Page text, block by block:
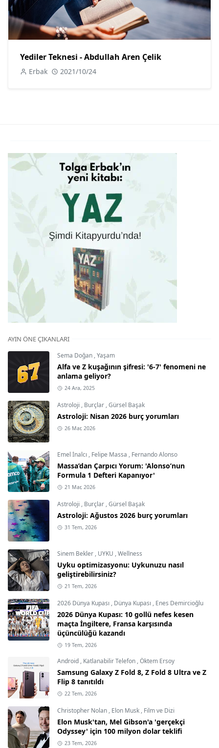
Yediler Teknesi - Abdullah Aren Çelik
Erbak 2021/10/24
AYIN ÖNE ÇIKANLARI
Sema Doğan ,Yaşam
Alfa ve Z kuşağının şifresi: '6-7' fenomeni ne
anlama geliyor?
24 Ara, 2025
Astroloji , Burçlar ,Gürsel Başak
Astroloji: Nisan 2026 burç yorumları
26 Mar, 2026
Emel İnalcı , Felipe Massa , Fernando Alonso
Massa’dan Çarpıcı Yorum: 'Alonso’nun
Formula 1 Defteri Kapanıyor'
21 Mar, 2026
Astroloji , Burçlar ,Gürsel Başak
Astroloji: Ağustos 2026 burç yorumları
31 Tem, 2026
Sinem Bekler , UYKU ,Wellness
Uyku optimizasyonu: Uykunuzu nasıl
geliştirebilirsiniz?
21 Tem, 2026
2026 Dünya Kupası , Dünya Kupası , Enes Demircioğlu
2026 Dünya Kupası: 10 gollü nefes kesen
maçta İngiltere, Fransa karşısında
üçüncülüğü kazandı
19 Tem, 2026
Android , Katlanabilir Telefon ,Öktem Ersoy
Samsung Galaxy Z Fold 8, Z Fold 8 Ultra ve Z
Flip 8 tanıtıldı
22 Tem, 2026
Christopher Nolan , Elon Musk , Film ve Dizi
Elon Musk'tan, Mel Gibson'a 'gerçekçi
Odyssey' için 100 milyon dolar teklifi
23 Tem, 2026